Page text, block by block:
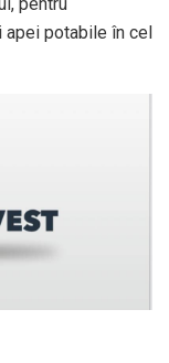
apei potabile în cel